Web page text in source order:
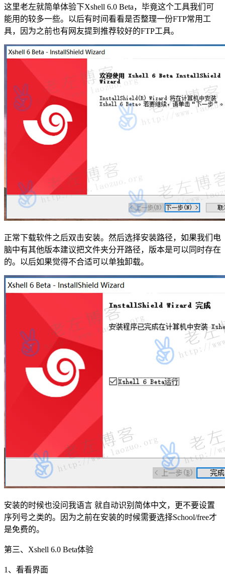
这里老左就简单体验下Xshell 6.0 Beta，毕竟这个工具我们可
能用的较多一些。以后有时间看看是否整理一份FTP常用工
具，因为之前也有网友提到推荐较好的FTP工具。
正常下载软件之后双击安装。然后选择安装路径，如果我们电
脑中有其他版本建议把文件夹分开路径，版本是可以同时存在
的。以后如果觉得不合适可以单独卸载。
安装的时候也没问我语言 就自动识别简体中文，更不要设置
序列号之类的。因为之前在安装的时候需要选择School/free才
是免费的。
第三、Xshell 6.0 Beta体验
1、看看界面